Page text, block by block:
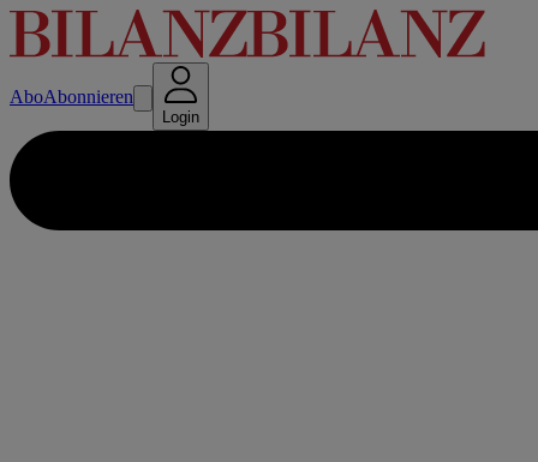
AboAbonnieren
Login